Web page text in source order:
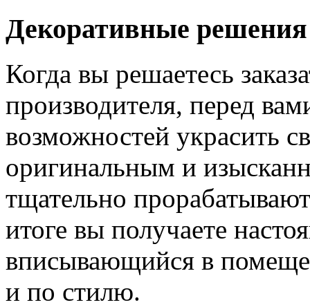
Декоративные решения
Когда вы решаетесь
производителя, перед
возможностей украсить
оригинальным и
тщательно
итоге вы получаете
вписывающийся в
и по стилю.